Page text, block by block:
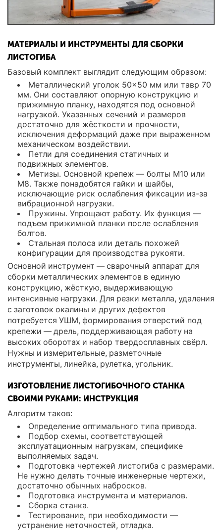
МАТЕРИАЛЫ И ИНСТРУМЕНТЫ ДЛЯ СБОРКИ
ЛИСТОГИБА
Базовый комплект выглядит следующим образом:
Металлический уголок 50×50 мм или тавр 70
мм. Они составляют опорную конструкцию и
прижимную планку, находятся под основной
нагрузкой. Указанных сечений и размеров
достаточно для жёсткости и прочности,
исключения деформаций даже при выраженном
механическом воздействии.
Петли для соединения статичных и
подвижных элементов.
Метизы. Основной крепеж — болты М10 или
М8. Также понадобятся гайки и шайбы,
исключающие риск ослабления фиксации из-за
вибрационной нагрузки.
Пружины. Упрощают работу. Их функция —
подъем прижимной планки после ослабления
болтов.
Стальная полоса или деталь похожей
конфигурации для производства рукояти.
Основной инструмент — сварочный аппарат для
сборки металлических элементов в единую
конструкцию, жёсткую, выдерживающую
интенсивные нагрузки. Для резки металла, удаления
с заготовок окалины и других дефектов
потребуется УШМ, формирования отверстий под
крепежи — дрель, поддерживающая работу на
высоких оборотах и набор твердосплавных свёрл.
Нужны и измерительные, разметочные
инструменты, линейка, рулетка, угольник.
ИЗГОТОВЛЕНИЕ ЛИСТОГИБОЧНОГО СТАНКА
СВОИМИ РУКАМИ: ИНСТРУКЦИЯ
Алгоритм таков:
Определение оптимального типа привода.
Подбор схемы, соответствующей
эксплуатационным нагрузкам, специфике
выполняемых задач.
Подготовка чертежей листогиба с размерами.
Не нужно делать точные инженерные чертежи,
достаточно обычных набросков.
Подготовка инструмента и материалов.
Сборка станка.
Тестирование, при необходимости —
устранение неточностей, отладка.